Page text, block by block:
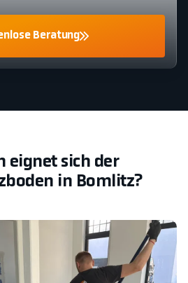
Beratung
eignet sich der
in Bomlitz?